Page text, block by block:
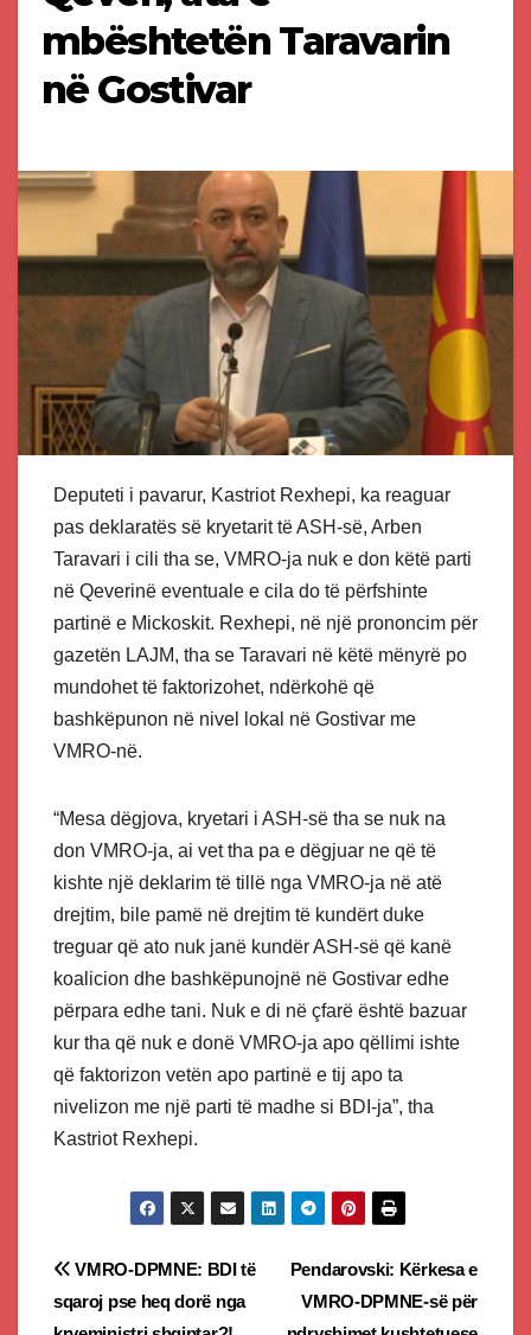
mbështetën Taravarin
në Gostivar
Deputeti i pavarur, Kastriot Rexhepi, ka reaguar
pas deklaratës së kryetarit të ASH-së, Arben
Taravari i cili tha se, VMRO-ja nuk e don këtë parti
në Qeverinë eventuale e cila do të përfshinte
partinë e Mickoskit. Rexhepi, në një prononcim për
gazetën LAJM, tha se Taravari në këtë mënyrë po
mundohet të faktorizohet, ndërkohë që
bashkëpunon në nivel lokal në Gostivar me
VMRO-në.
“Mesa dëgjova, kryetari i ASH-së tha se nuk na
don VMRO-ja, ai vet tha pa e dëgjuar ne që të
kishte një deklarim të tillë nga VMRO-ja në atë
drejtim, bile pamë në drejtim të kundërt duke
treguar që ato nuk janë kundër ASH-së që kanë
koalicion dhe bashkëpunojnë në Gostivar edhe
përpara edhe tani. Nuk e di në çfarë është bazuar
kur tha që nuk e donë VMRO-ja apo qëllimi ishte
që faktorizon vetën apo partinë e tij apo ta
nivelizon me një parti të madhe si BDI-ja”, tha
Kastriot Rexhepi.
Post
navigation
Pendarovski: Kërkesa e
VMRO-DPMNE-së për
VMRO-DPMNE: BDI të
sqaroj pse heq dorë nga